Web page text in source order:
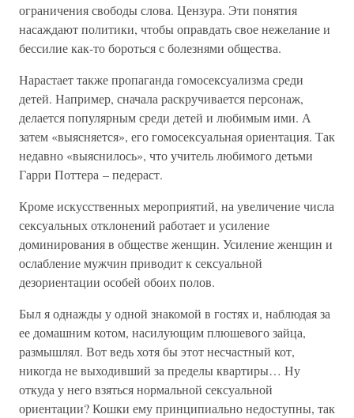
ограничения свободы слова. Цензура. Эти понятия
насаждают политики, чтобы оправдать свое нежелание и
бессилие как-то бороться с болезнями общества.
Нарастает также пропаганда гомосексуализма среди
детей. Например, сначала раскручивается персонаж,
делается популярным среди детей и любимым ими. А
затем «выясняется», его гомосексуальная ориентация. Так
недавно «выяснилось», что учитель любимого детьми
Гарри Поттера – педераст.
Кроме искусственных мероприятий, на увеличение числа
сексуальных отклонений работает и усиление
доминирования в обществе женщин. Усиление женщин и
ослабление мужчин приводит к сексуальной
дезориентации особей обоих полов.
Был я однажды у одной знакомой в гостях и, наблюдая за
ее домашним котом, насилующим плюшевого зайца,
размышлял. Вот ведь хотя бы этот несчастный кот,
никогда не выходивший за пределы квартиры… Ну
откуда у него взяться нормальной сексуальной
ориентации? Кошки ему принципиально недоступны, так